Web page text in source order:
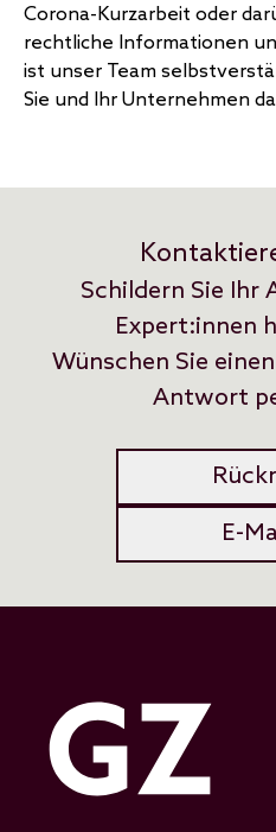
Corona-Kurzarbeit oder
rechtliche Informationen
ist unser Team
Sie und Ihr Unternehmen
Schildern Sie Ihr
Expert:innen
Wünschen Sie
Antwort
E-